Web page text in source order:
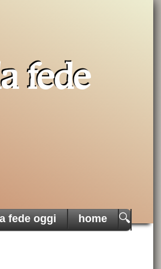
fede
fede oggi home 🔍
è in difficoltà
in tutto il